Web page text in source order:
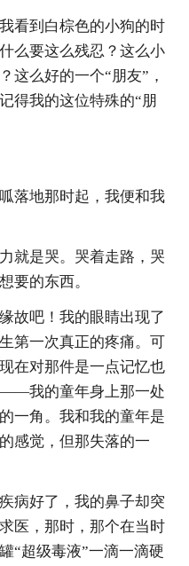
看到白棕色的小狗的时
么要这么残忍？这么小
这么好的一个“朋友”，
得我的这位特殊的“朋
落地那时起，我便和我
就是哭。哭着走路，哭
要的东西。
故吧！我的眼睛出现了
第一次真正的疼痛。可
在对那件是一点记忆也
我的童年身上那一处
一角。我和我的童年是
感觉，但那失落的一
病好了，我的鼻子却突
医，那时，那个在当时
“超级毒液”一滴一滴硬